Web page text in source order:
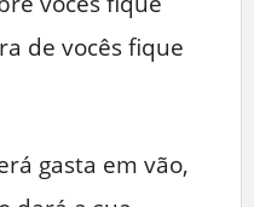
de vocês fique
gasta em vão,